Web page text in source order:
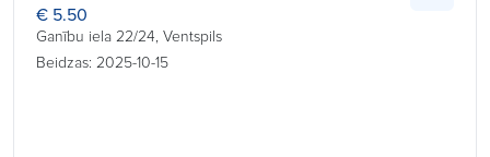
€ 5.50
Ganību iela 22/24, Ventspils
Beidzas: 2025-10-15